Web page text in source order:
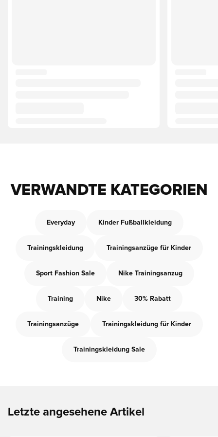
VERWANDTE KATEGORIEN
Everyday Kinder Fußballkleidung
Trainingskleidung Trainingsanzüge für Kinder
Sport Fashion Sale Nike Trainingsanzug
Training Nike 30% Rabatt
Trainingsanzüge Trainingskleidung für Kinder
Trainingskleidung Sale
Letzte angesehene Artikel